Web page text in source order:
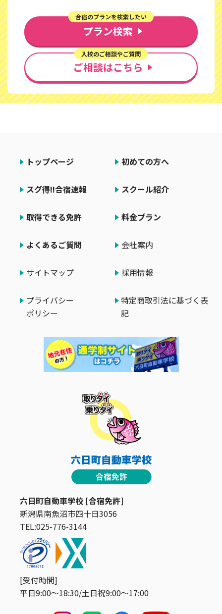
プラン検索
合宿のプランを検索したい
ご相談はこちら
入校のご相談やご質問
六日町自動車学校 [合宿免許]
新潟県南魚沼市四十日3056
TEL:025-776-3144
[受付時間]
平日9:00〜18:30/土日祝9:00〜17:00
トップページ 初めての方へ
スグ得!!合宿速報 スクール紹介
取得できる免許 料金プラン
よくあるご質問 会社案内
サイトマップ 採用情報
プライバシー
ポリシー
特定商取引法に基づく表
記